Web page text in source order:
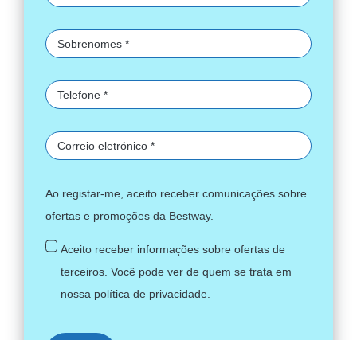
Ao registar-me, aceito receber comunicações sobre
ofertas e promoções da Bestway.
Aceito receber informações sobre ofertas de
terceiros. Você pode ver de quem se trata em
nossa política de privacidade.